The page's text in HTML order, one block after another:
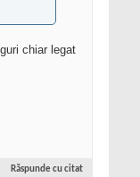
chiar legat
Răspunde cu citat